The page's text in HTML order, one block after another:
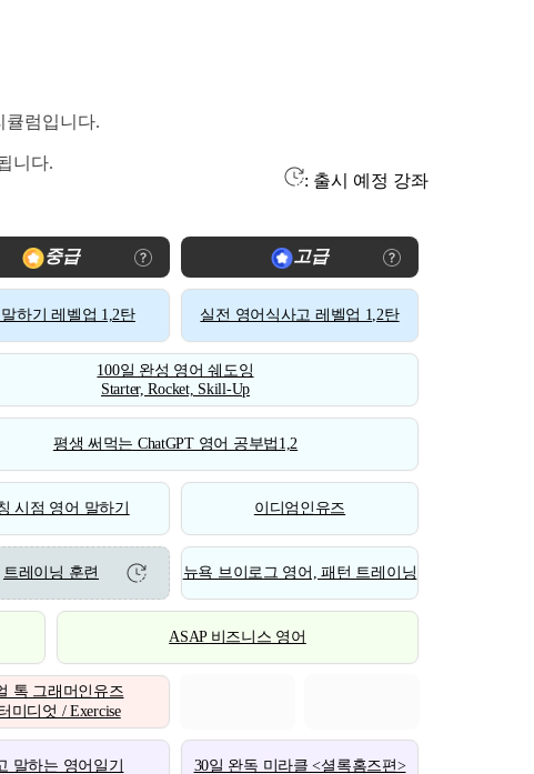
큘럼입니다.
니다.
: 출시 예정 강좌
중급 고급
하기 레벨업 1,2탄 실전 영어식사고 레벨업 1,2탄
100일 완성 영어 쉐도잉
Starter, Rocket, Skill-Up
평생 써먹는 ChatGPT 영어 공부법1,2
시점 영어 말하기 이디엄인유즈
트레이닝 훈련 뉴욕 브이로그 영어, 패턴 트레이닝
ASAP 비즈니스 영어
톡 그래머인유즈
미디엇 / Exercise
말하는 영어일기 30일 완독 미라클 <셜록홈즈편>